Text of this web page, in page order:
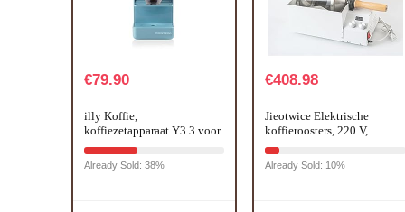
€79.90
illy Koffie,
koffiezetapparaat Y3.3 voor
Iperespresso capsules in
amalfiblauw
Already Sold: 38%
€408.98
Jieotwice Elektrische
koffieroosters, 220 V,
geschikt voor commercieel
hittebestendig kwartsglas,
400 g
Already Sold: 10%